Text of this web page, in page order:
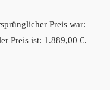
Preis war:
Preis ist: 1.889,00 €.